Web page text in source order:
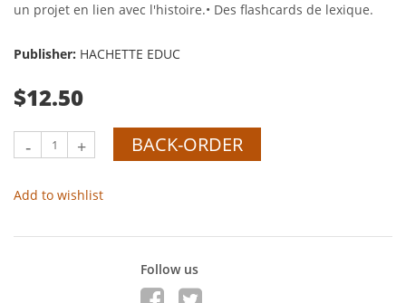
un projet en lien avec l'histoire.• Des flashcards de lexique.
Publisher: HACHETTE EDUC
$12.50
- + BACK-ORDER
Add to wishlist
Follow us